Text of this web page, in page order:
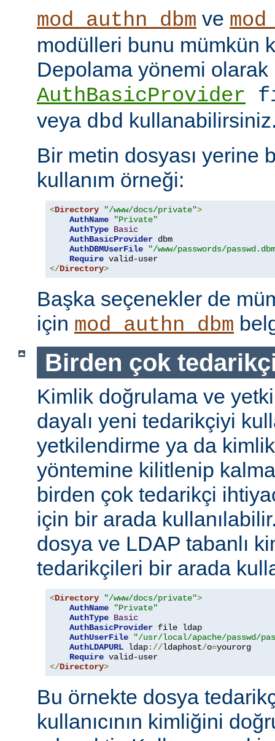
mod_authn_dbm ve
modülleri bunu mümkün
Depolama yönemi olarak
AuthBasicProvider
veya dbd
Bir metin dosyası yerine
kullanım örneği:
<Directory "/www/docs/private">
AuthName
"Private"
AuthType Basic
AuthBasicProvider dbm
AuthDBMUserFile
"/www/passwords/
Require
</Directory>
Başka seçenekler de
için mod_authn_dbm
Birden çok
Kimlik doğrulama ve
dayalı yeni tedarikçiyi
yetkilendirme ya da
yöntemine kilitlenip
birden çok tedarikçi
için bir arada
dosya ve LDAP tabanlı
tedarikçileri bir arada
<Directory "/www/docs/private">
AuthName
"Private"
AuthType Basic
AuthBasicProvider file ldap
AuthUserFile
"/usr/local/apache/passwd/
AuthLDAPURL ldap://ldaphost/o=yourorg
Require
</Directory>
Bu örnekte dosya
kullanıcının kimliğini